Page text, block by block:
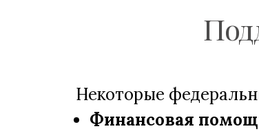
Некоторые
Финансовая